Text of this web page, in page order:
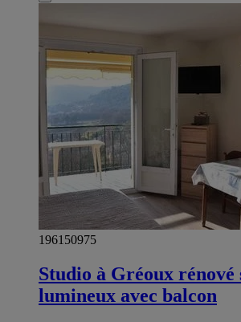
196150975
Studio à Gréoux rénové
lumineux avec balcon